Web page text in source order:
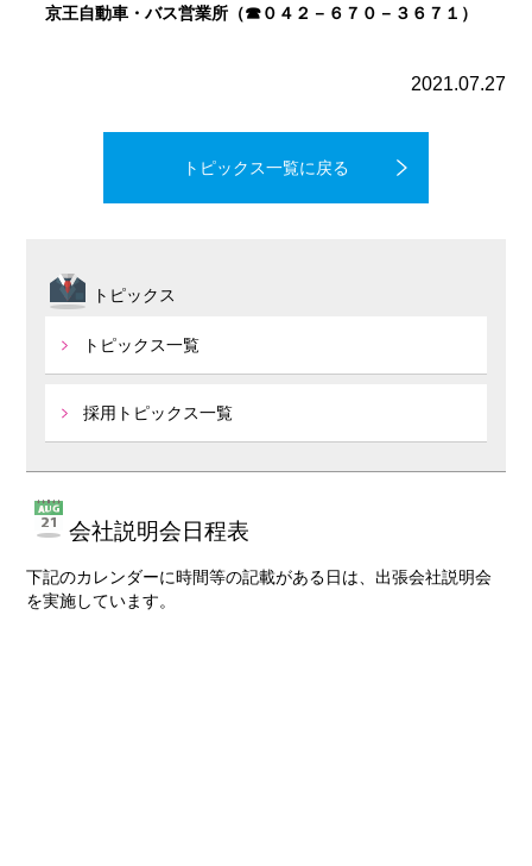
京王自動車・バス営業所（☎０４２－６７０－３６７１）
2021.07.27
トピックス一覧に戻る
トピックス
トピックス一覧
採用トピックス一覧
会社説明会日程表
下記のカレンダーに時間等の記載がある日は、出張会社説明会
を実施しています。